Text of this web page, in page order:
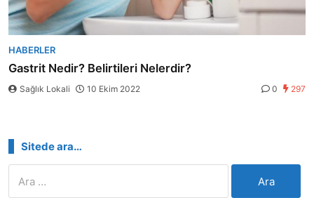
HABERLER
Gastrit Nedir? Belirtileri Nelerdir?
Sağlık Lokali 10 Ekim 2022 0 297
Sitede ara…